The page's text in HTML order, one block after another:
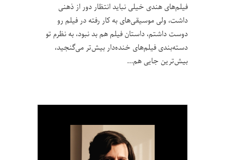
فیلم‌های هندی خیلی نباید انتظار دور از ذهنی
داشت، ولی موسیقی‌های به کار رفته در فیلم رو
دوست داشتم، داستان فیلم هم بد نبود، به نظرم تو
دسته‌بندی فیلم‌های خنده‌دار بیش‌تر می‌گنجید،
بیش‌ترین جایی هم